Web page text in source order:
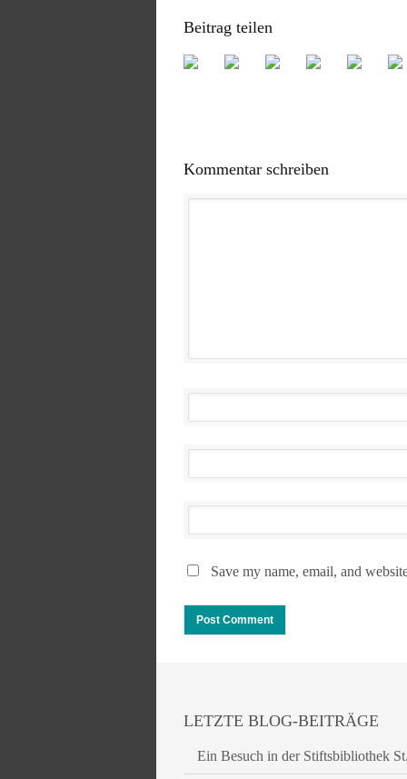
Beitrag teilen
Kommentar schreiben
Save my name, email, and
LETZTE BLOG-BEITRÄGE
Ein Besuch in der Stiftsbibliothek